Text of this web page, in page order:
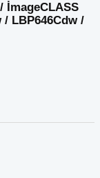
İmageCLASS
/ LBP646Cdw /